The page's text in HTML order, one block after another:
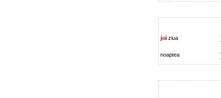
joi ziua
noaptea